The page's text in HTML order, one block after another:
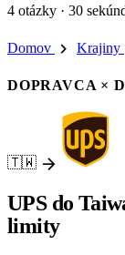
4 otázky · 30
Domov chevron_right Krajiny
DOPRAVCA ×
🇹🇼 arrow_forward
UPS do
limity